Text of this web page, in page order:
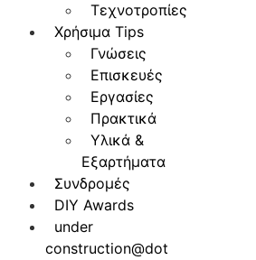
Τεχνοτροπίες
Χρήσιμα Tips
Γνώσεις
Επισκευές
Εργασίες
Πρακτικά
Υλικά &
Εξαρτήματα
Συνδρομές
DIY Awards
under
construction@dot